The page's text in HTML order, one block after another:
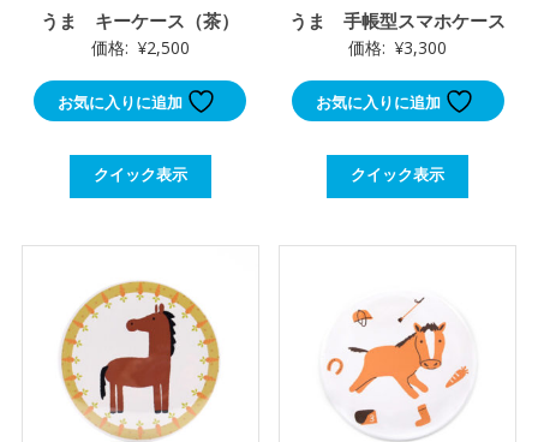
うま キーケース（茶）
価格: ¥2,500
お気に入りに追加
クイック表示
うま 手帳型スマホケース
価格: ¥3,300
お気に入りに追加
クイック表示